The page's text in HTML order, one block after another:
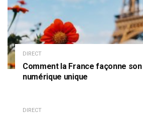
DIRECT
Comment la France façonne
numérique unique
DIRECT